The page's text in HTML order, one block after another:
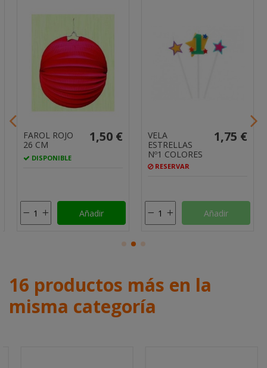
FAROL ROJO
26 CM
DISPONIBLE
1,50 €
Añadir
VELA
ESTRELLAS
Nº1 COLORES
RESERVAR
1,75 €
Añadir
16 productos más en la
misma categoría